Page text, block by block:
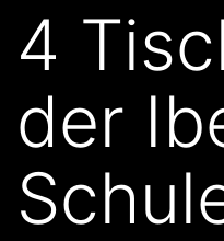
4
der